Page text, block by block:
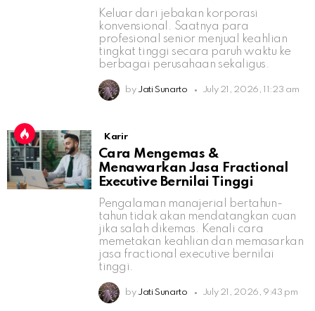
Keluar dari jebakan korporasi
konvensional. Saatnya para
profesional senior menjual keahlian
tingkat tinggi secara paruh waktu ke
berbagai perusahaan sekaligus.
by Jati Sunarto July 21, 2026, 11:23 am
Karir
Cara Mengemas &
Menawarkan Jasa Fractional
Executive Bernilai Tinggi
Pengalaman manajerial bertahun-
tahun tidak akan mendatangkan cuan
jika salah dikemas. Kenali cara
memetakan keahlian dan memasarkan
jasa fractional executive bernilai
tinggi.
by Jati Sunarto July 21, 2026, 9:43 pm